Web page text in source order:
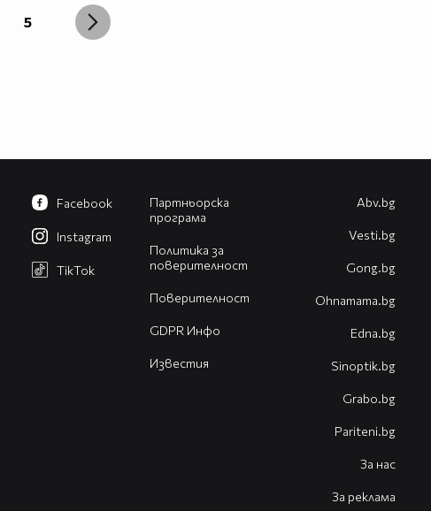
5
Партньорска
програма
Политика за
поверителност
Поверителност
GDPR Инфо
Известия
Facebook
Instagram
TikTok
Abv.bg
Vesti.bg
Gong.bg
Оhnamama.bg
Edna.bg
Sinoptik.bg
Grabo.bg
Pariteni.bg
За нас
За реклама